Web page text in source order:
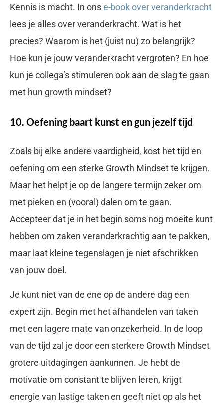
Kennis is macht. In onse-book over veranderkracht
lees je alles over veranderkracht. Wat is het
precies? Waarom is het (juist nu) zo belangrijk?
Hoe kun je jouw veranderkracht vergroten? En hoe
kun je collega’s stimuleren ook aan de slag te gaan
met hun growth mindset?
10. Oefening baart kunst en gun jezelf tijd
Zoals bij elke andere vaardigheid, kost het tijd en
oefening om een sterke Growth Mindset te krijgen.
Maar het helpt je op de langere termijn zeker om
met pieken en (vooral) dalen om te gaan.
Accepteer dat je in het begin soms nog moeite kunt
hebben om zaken veranderkrachtig aan te pakken,
maar laat kleine tegenslagen je niet afschrikken
van jouw doel.
Je kunt niet van de ene op de andere dag een
expert zijn. Begin met het afhandelen van taken
met een lagere mate van onzekerheid. In de loop
van de tijd zal je door een sterkere Growth Mindset
grotere uitdagingen aankunnen. Je hebt de
motivatie om constant te blijven leren, krijgt
energie van lastige taken en geeft niet op als het